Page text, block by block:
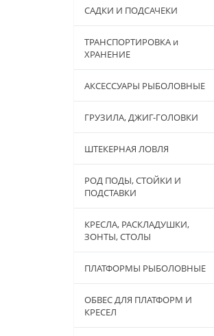
САДКИ И ПОДСАЧЕКИ
ТРАНСПОРТИРОВКА и
ХРАНЕНИЕ
АКСЕССУАРЫ РЫБОЛОВНЫЕ
ГРУЗИЛА, ДЖИГ-ГОЛОВКИ
ШТЕКЕРНАЯ ЛОВЛЯ
РОД ПОДЫ, СТОЙКИ И
ПОДСТАВКИ
КРЕСЛА, РАСКЛАДУШКИ,
ЗОНТЫ, СТОЛЫ
ПЛАТФОРМЫ РЫБОЛОВНЫЕ
ОБВЕС ДЛЯ ПЛАТФОРМ И
КРЕСЕЛ